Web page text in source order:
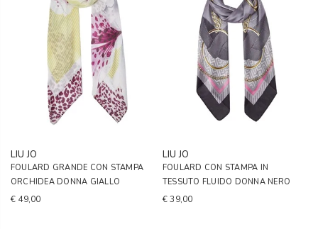
LIU JO
FOULARD GRANDE CON STAMPA
ORCHIDEA DONNA GIALLO
€ 49,00
LIU JO
FOULARD CON STAMPA IN
TESSUTO FLUIDO DONNA NERO
€ 39,00